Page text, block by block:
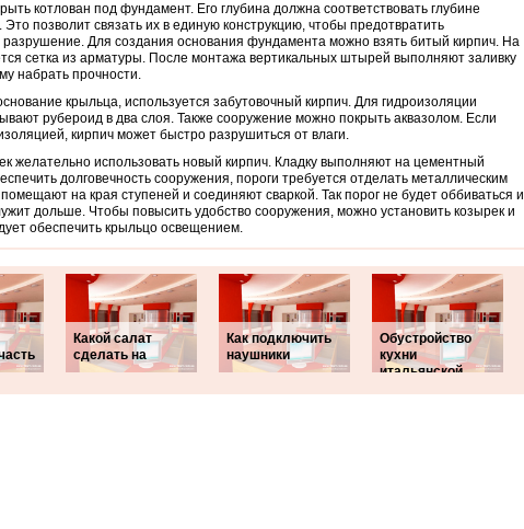
котлован под фундамент. Его глубина должна соответствовать глубине
позволит связать их в единую конструкцию, чтобы предотвратить
Для создания основания фундамента можно взять битый кирпич. На
сетка из арматуры. После монтажа вертикальных штырей выполняют заливку
набрать прочности.
крыльца, используется забутовочный кирпич. Для гидроизоляции
рубероид в два слоя. Также сооружение можно покрыть аквазолом. Если
кирпич может быстро разрушиться от влаги.
желательно использовать новый кирпич. Кладку выполняют на цементный
долговечность сооружения, пороги требуется отделать металлическим
на края ступеней и соединяют сваркой. Так порог не будет оббиваться и
дольше. Чтобы повысить удобство сооружения, можно установить козырек и
обеспечить крыльцо освещением.
Какой салат
сделать на
Как подключить
наушники
Обустройство
кухни
итальянской